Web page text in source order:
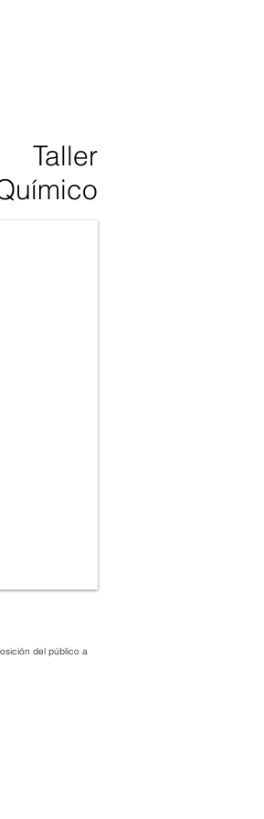
Taller
del público a